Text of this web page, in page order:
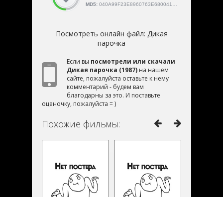
MD5: 040A99F23E8960763E680041C601ACAB
Посмотреть онлайн файл: Дикая
парочка
Если вы посмотрели или скачали
Дикая парочка (1987) на нашем
сайте, пожалуйста оставьте к нему
комментарий - будем вам
благодарны за это. И поставьте
оценочку, пожалуйста = )
Похожие фильмы: